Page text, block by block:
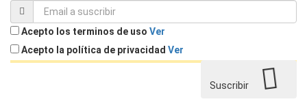
Acepto los terminos de uso Ver
Acepto la política de privacidad Ver
Suscribir